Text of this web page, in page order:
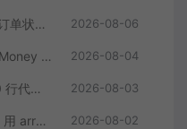
不止替代常量，PHP8枚举实现订单状态机，让代码自己说话 2026-08-06
用 PHP 8.4 属性钩子手写一个 Money 值对象：告别重复的 getter/setter 2026-08-04
PHP Fiber 并发实战：我用 100 行代码把多接口请求耗时缩到三分之一 2026-08-03
PHP 8.4 数组搜索函数全解析：用 array_find 终结你的十行 foreach 2026-08-02